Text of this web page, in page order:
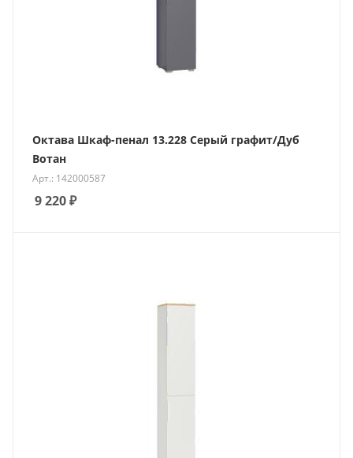
Октава Шкаф-пенал 13.228 Серый графит/Дуб
Вотан
Арт.: 142000587
9 220₽